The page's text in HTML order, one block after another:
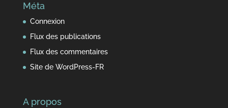
Méta
Connexion
Flux des publications
Flux des commentaires
Site de WordPress-FR
A propos